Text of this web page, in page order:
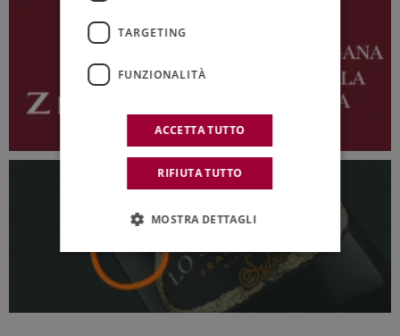
TARGETING
FUNZIONALITÀ
ACCETTA TUTTO
RIFIUTA TUTTO
MOSTRA DETTAGLI